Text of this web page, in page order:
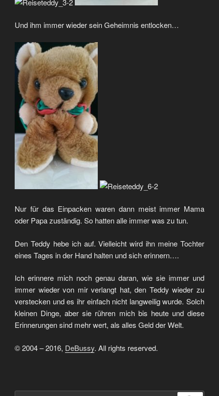
Und ihm immer wieder sein Geheimnis entlocken…
Nur für das Einpacken waren dann meist immer Mama
oder Papa zuständig. So hatten alle immer was zu tun.
Den Teddy hebe ich auf. Vielleicht wird ihn meine Tochter
eines Tages in der Hand halten und sich erinnern….
Ich erinnere mich noch genau daran, wie sie immer und
immer wieder von mir verlangt hat, den Teddy wieder zu
verstecken und es ihr einfach nicht langweilig wurde. Solch
kleinen Dinge, aber sie rühren mich bis heute und diese
Erinnerungen sind mehr wert, als alles Geld der Welt.
© 2004 – 2016, DeBussy. All rights reserved.